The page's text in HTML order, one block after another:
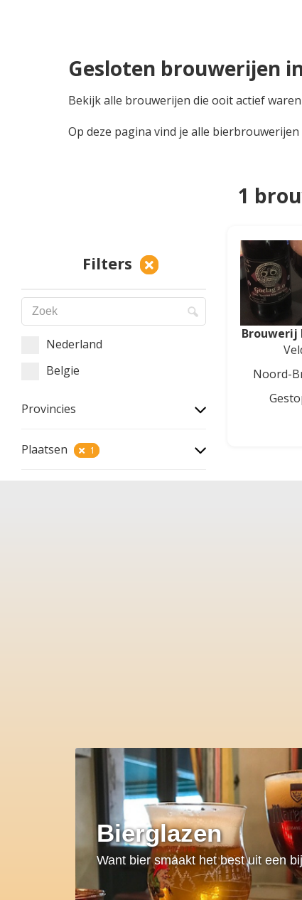
Gesloten brouwerijen
Bekijk alle brouwerijen die ooit actief
Op deze pagina vind je alle
Filters
Nederland
Belgie
Provincies
Plaatsen 1
1
Brouwerij
Noord-
Bierglazen
Want bier smaakt het best uit een